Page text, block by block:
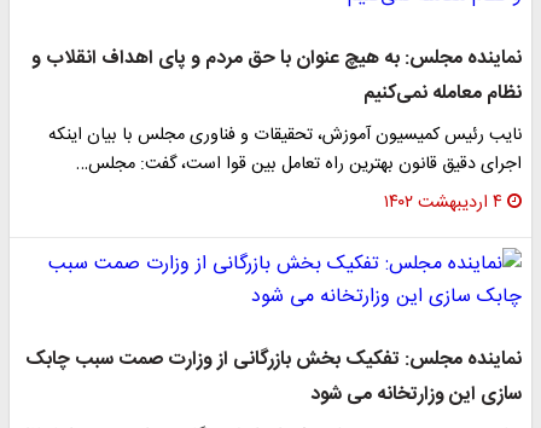
نماینده مجلس: به هیچ عنوان با حق مردم و پای اهداف انقلاب و
نظام معامله نمی‌کنیم
نایب رئیس کمیسیون آموزش، تحقیقات و فناوری مجلس با بیان اینکه
اجرای دقیق قانون بهترین راه تعامل بین قوا است، گفت: مجلس…
۴ اردیبهشت ۱۴۰۲
نماینده مجلس: تفکیک بخش بازرگانی از وزارت صمت سبب چابک
سازی این وزارتخانه می شود